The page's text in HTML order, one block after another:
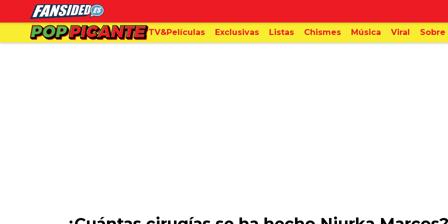
TV&Películas Exclusivas Listas Chismes Música Viral Sobre